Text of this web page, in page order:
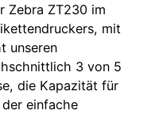
Zebra ZT230 im
mit
unseren
3 von 5
die Kapazität für
einfache